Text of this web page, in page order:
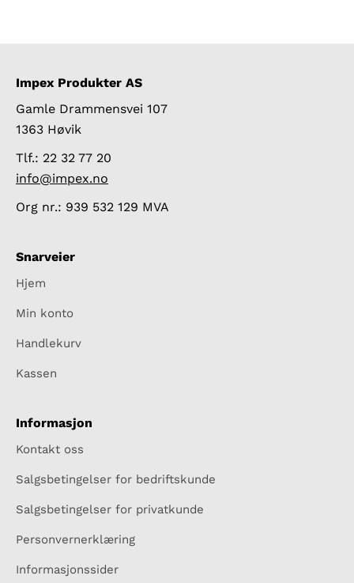
Impex Produkter AS
Gamle Drammensvei 107
1363 Høvik
Tlf.: 22 32 77 20
info@impex.no
Org nr.: 939 532 129 MVA
Snarveier
Hjem
Min konto
Handlekurv
Kassen
Informasjon
Kontakt oss
Salgsbetingelser for bedriftskunde
Salgsbetingelser for privatkunde
Personvernerklæring
Informasjonssider